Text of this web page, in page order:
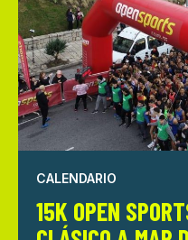
CALENDARIO
15K OPEN